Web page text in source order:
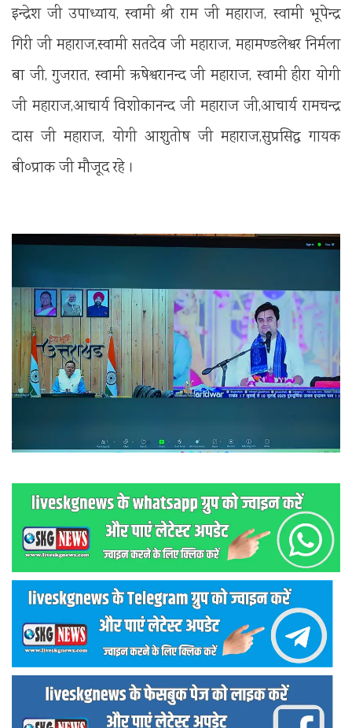
इन्द्रेश जी उपाध्याय, स्वामी श्री राम जी महाराज, स्वामी भूपेन्द्र
गिरी जी महाराज,स्वामी सतदेव जी महाराज, महामण्डलेश्वर निर्मला
बा जी, गुजरात, स्वामी ऋषेश्वरानन्द जी महाराज, स्वामी हीरा योगी
जी महाराज,आचार्य विशोकानन्द जी महाराज जी,आचार्य रामचन्द्र
दास जी महाराज, योगी आशुतोष जी महाराज,सुप्रसिद्ध गायक
बी०प्राक जी मौजूद रहे ।